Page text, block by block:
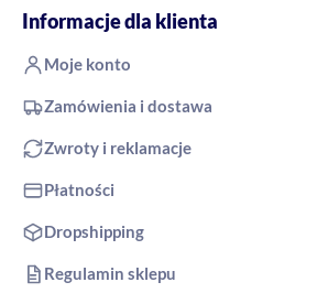
Informacje dla klienta
Moje konto
Zamówienia i dostawa
Zwroty i reklamacje
Płatności
Dropshipping
Regulamin sklepu